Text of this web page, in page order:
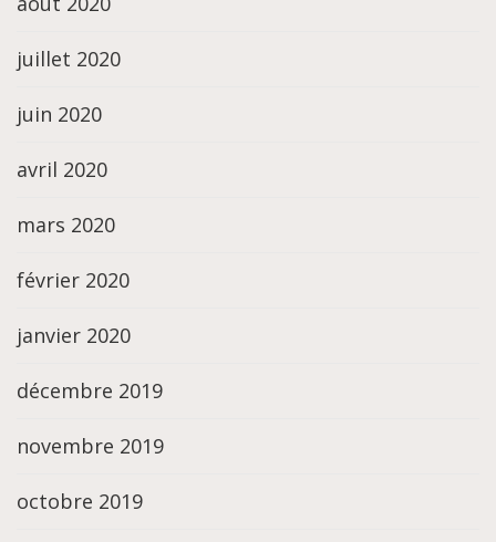
juillet 2020
juin 2020
avril 2020
mars 2020
février 2020
janvier 2020
décembre 2019
novembre 2019
octobre 2019